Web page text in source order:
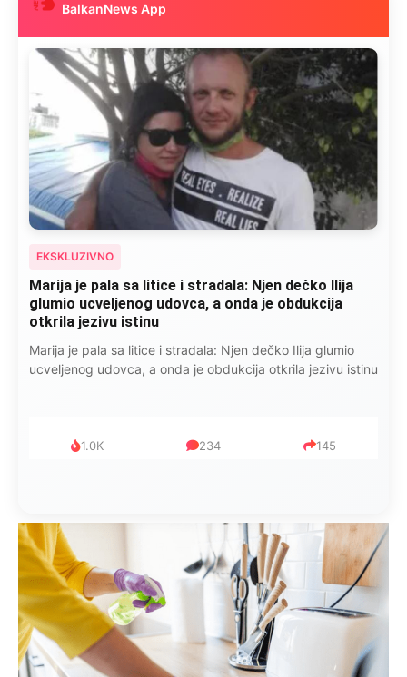
BalkanNews App
EKSKLUZIVNO
Marija je pala sa litice i stradala: Njen dečko Ilija
glumio ucveljenog udovca, a onda je obdukcija
otkrila jezivu istinu
Marija je pala sa litice i stradala: Njen dečko Ilija glumio
ucveljenog udovca, a onda je obdukcija otkrila jezivu istinu
1.0K 234 145